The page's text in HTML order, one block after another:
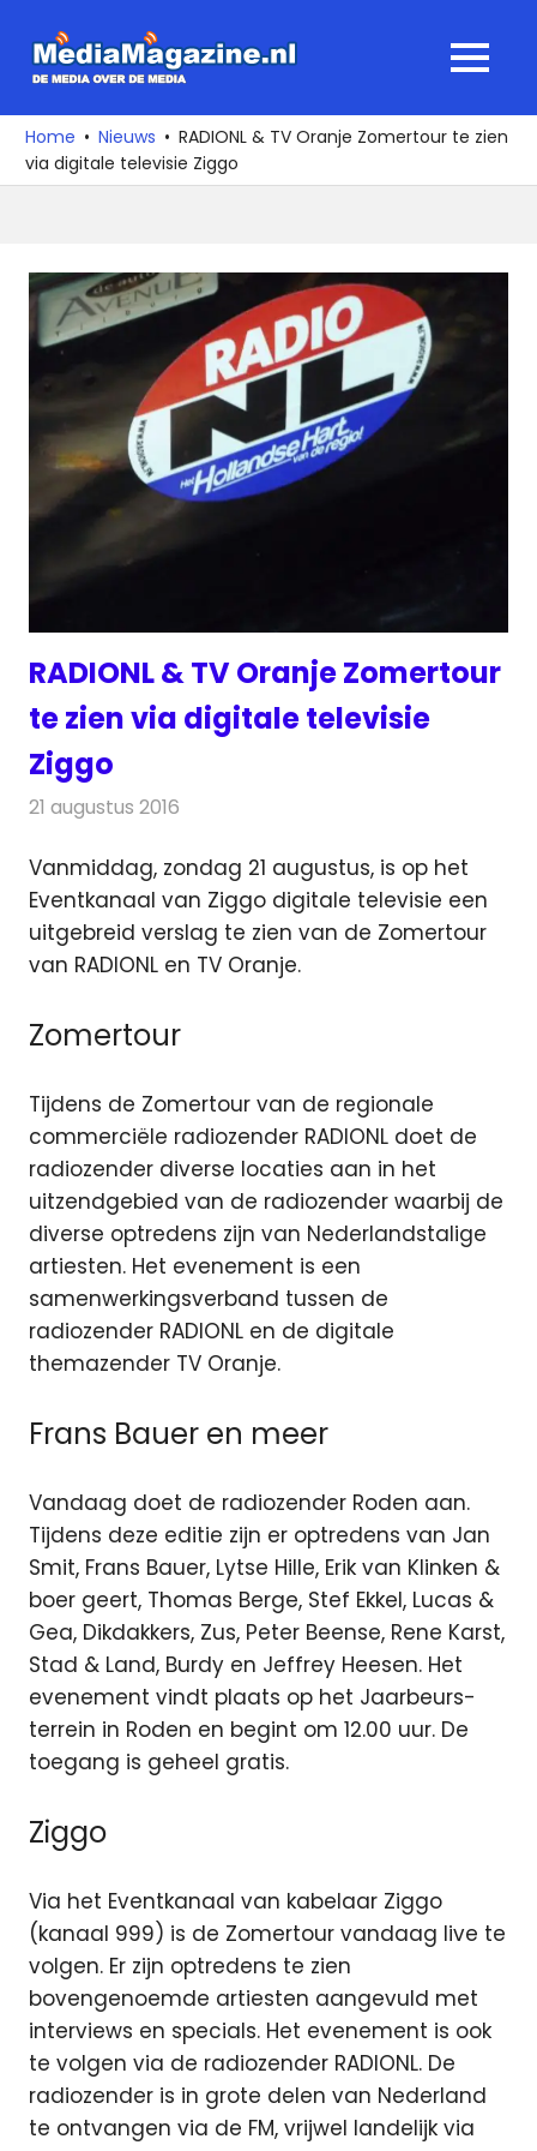
naar
media
over
de
MENU
Home Nieuws
RADIONL & TV Oranje Zomertour te zien
via digitale televisie Ziggo
RADIONL & TV Oranje Zomertour
te zien via digitale televisie
Ziggo
21 augustus 2016
Vanmiddag, zondag 21 augustus, is op het
Eventkanaal van Ziggo digitale televisie een
uitgebreid verslag te zien van de Zomertour
van RADIONL en TV Oranje.
Zomertour
Tijdens de Zomertour van de regionale
commerciële radiozender RADIONL doet de
radiozender diverse locaties aan in het
uitzendgebied van de radiozender waarbij de
diverse optredens zijn van Nederlandstalige
artiesten. Het evenement is een
samenwerkingsverband tussen de
radiozender RADIONL en de digitale
themazender TV Oranje.
Frans Bauer en meer
Vandaag doet de radiozender Roden aan.
Tijdens deze editie zijn er optredens van Jan
Smit, Frans Bauer, Lytse Hille, Erik van Klinken &
boer geert, Thomas Berge, Stef Ekkel, Lucas &
Gea, Dikdakkers, Zus, Peter Beense, Rene Karst,
Stad & Land, Burdy en Jeffrey Heesen. Het
evenement vindt plaats op het Jaarbeurs-
terrein in Roden en begint om 12.00 uur. De
toegang is geheel gratis.
Ziggo
Via het Eventkanaal van kabelaar Ziggo
(kanaal 999) is de Zomertour vandaag live te
volgen. Er zijn optredens te zien
bovengenoemde artiesten aangevuld met
interviews en specials. Het evenement is ook
te volgen via de radiozender RADIONL. De
radiozender is in grote delen van Nederland
te ontvangen via de FM, vrijwel landelijk via